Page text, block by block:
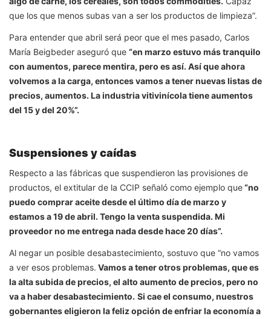
que los que menos subas van a ser los productos de limpieza”.
Para entender que abril será peor que el mes pasado, Carlos
María Beigbeder aseguró que “en marzo estuvo más tranquilo
con aumentos, parece mentira, pero es así. Así que ahora
volvemos a la carga, entonces vamos a tener nuevas listas de
precios, aumentos. La industria vitivinícola tiene aumentos
del 15 y del 20%”.
Suspensiones y caídas
Respecto a las fábricas que suspendieron las provisiones de
productos, el extitular de la CCIP señaló como ejemplo que“no
puedo comprar aceite desde el último día de marzo y
estamos a 19 de abril. Tengo la venta suspendida. Mi
proveedor no me entrega nada desde hace 20 días”.
Al negar un posible desabastecimiento, sostuvo que “no vamos
a ver esos problemas. Vamos a tener otros problemas, que es
la alta subida de precios, el alto aumento de precios, pero no
va a haber desabastecimiento. Si cae el consumo, nuestros
gobernantes eligieron la feliz opción de enfriar la economía a